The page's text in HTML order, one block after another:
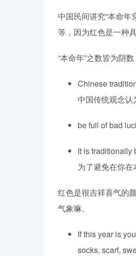
中国民间讲究“本命
等，因为红色是一种
“本命年”之数皆为阴
Chinese
中国传统观念认
be full of bad
It is traditionally
为了避免在你在
红色是很吉祥喜气的
气象嘛。
If this year is
socks, scarf,